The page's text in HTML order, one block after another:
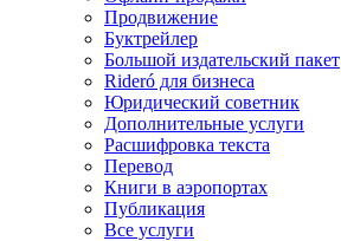
Продвижение
Буктрейлер
Большой издательский пакет
Rideró для бизнеса
Юридический советник
Дополнительные услуги
Расшифровка текста
Перевод
Книги в аэропортах
Публикация
Все услуги